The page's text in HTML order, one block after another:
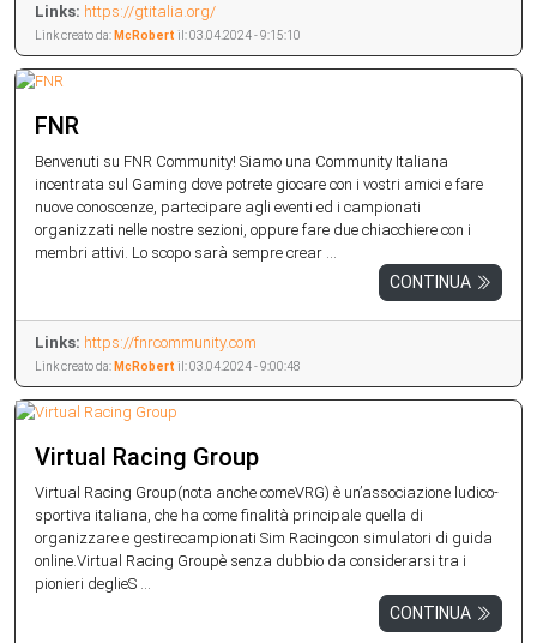
Links: https://gtitalia.org/
Link creato da: McRobert il: 03.04.2024 - 9:15:10
FNR
Benvenuti su FNR Community! Siamo una Community Italiana
incentrata sul Gaming dove potrete giocare con i vostri amici e fare
nuove conoscenze, partecipare agli eventi ed i campionati
organizzati nelle nostre sezioni, oppure fare due chiacchiere con i
membri attivi. Lo scopo sarà sempre crear ...
CONTINUA
Links: https://fnrcommunity.com
Link creato da: McRobert il: 03.04.2024 - 9:00:48
Virtual Racing Group
Virtual Racing Group(nota anche comeVRG) è un’associazione ludico-
sportiva italiana, che ha come finalità principale quella di
organizzare e gestirecampionati Sim Racingcon simulatori di guida
online.Virtual Racing Groupè senza dubbio da considerarsi tra i
pionieri deglieS ...
CONTINUA